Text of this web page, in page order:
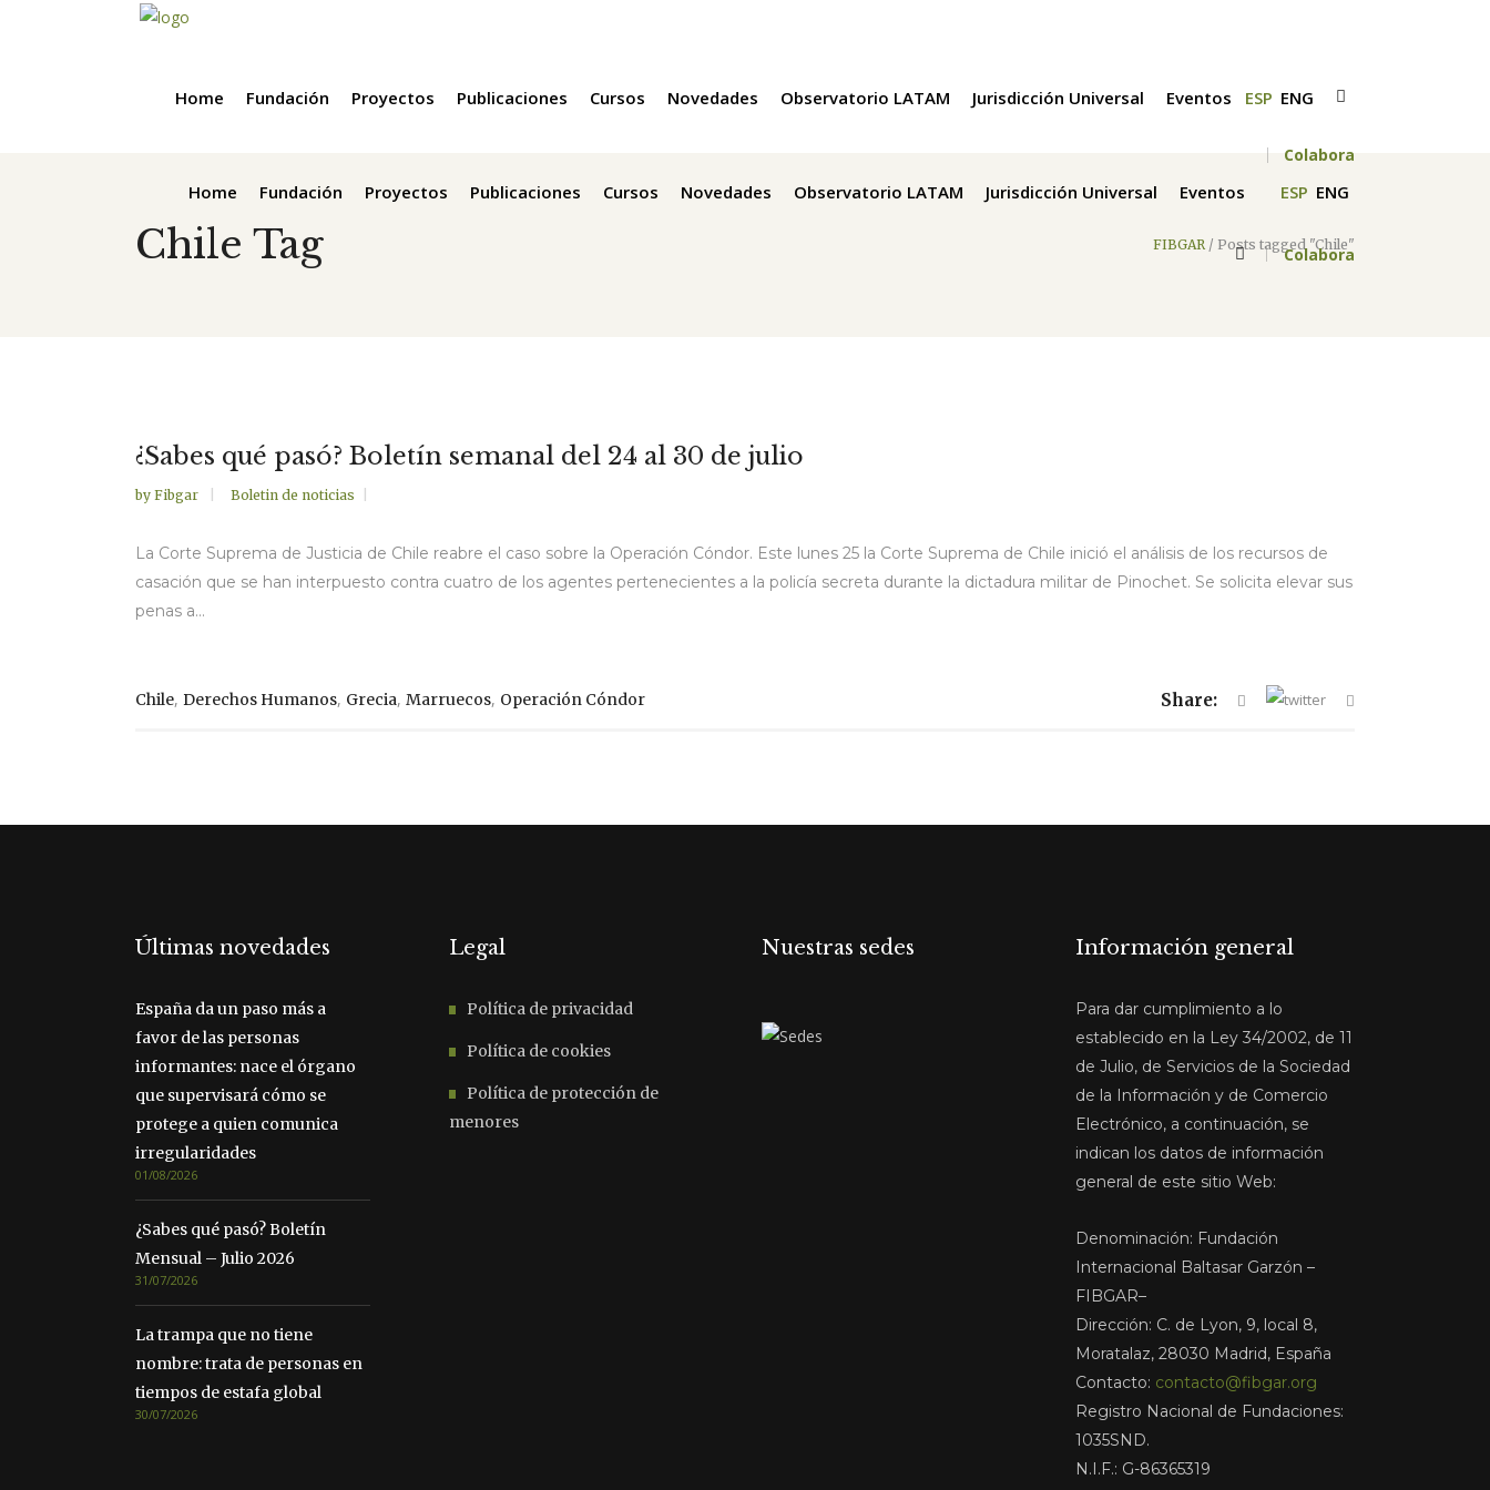
Home Fundación Proyectos Publicaciones Cursos Novedades Observatorio LATAM Jurisdicción Universal Eventos ESP ENG
Colabora
Home Fundación Proyectos Publicaciones Cursos Novedades Observatorio LATAM Jurisdicción Universal Eventos ESP ENG
Colabora
Chile Tag FIBGAR / Posts tagged "Chile"
¿Sabes qué pasó? Boletín semanal del 24 al 30 de julio
by Fibgar Boletin de noticias
La Corte Suprema de Justicia de Chile reabre el caso sobre la Operación Cóndor. Este lunes 25 la Corte Suprema de Chile inició el análisis de los recursos de
casación que se han interpuesto contra cuatro de los agentes pertenecientes a la policía secreta durante la dictadura militar de Pinochet. Se solicita elevar sus
penas a...
Chile, Derechos Humanos, Grecia, Marruecos, Operación Cóndor Share:
Últimas novedades
España da un paso más a
favor de las personas
informantes: nace el órgano
que supervisará cómo se
protege a quien comunica
irregularidades
01/08/2026
¿Sabes qué pasó? Boletín
Mensual – Julio 2026
31/07/2026
La trampa que no tiene
nombre: trata de personas en
tiempos de estafa global
30/07/2026
Legal
Política de privacidad
Política de cookies
Política de protección de
menores
Nuestras sedes Información general
Para dar cumplimiento a lo
establecido en la Ley 34/2002, de 11
de Julio, de Servicios de la Sociedad
de la Información y de Comercio
Electrónico, a continuación, se
indican los datos de información
general de este sitio Web:
Denominación: Fundación
Internacional Baltasar Garzón –
FIBGAR–
Dirección: C. de Lyon, 9, local 8,
Moratalaz, 28030 Madrid, España
Contacto: contacto@fibgar.org
Registro Nacional de Fundaciones:
1035SND.
N.I.F.: G-86365319